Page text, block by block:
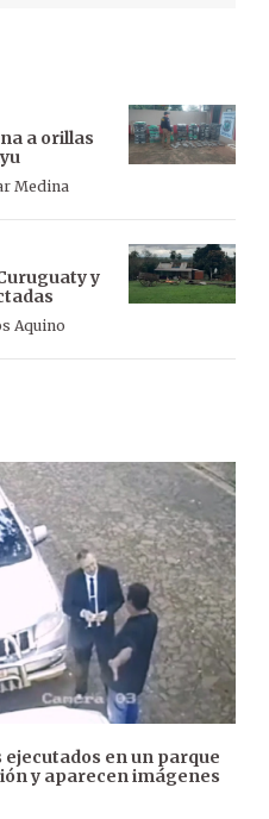
a orillas
Medina
y
Aquino
en un parque
y aparecen imágenes